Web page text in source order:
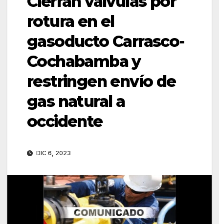
rotura en el
gasoducto Carrasco-
Cochabamba y
restringen envío de
gas natural a
occidente
DIC 6, 2023